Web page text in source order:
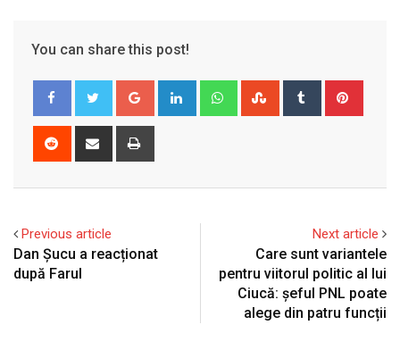
You can share this post!
Google+ LinkedIn WhatsappStumbleUpon
Tumblr
Reddit
Share
Previous article
Dan Șucu a reacționat
după Farul
Next article
Care sunt variantele
pentru viitorul politic al lui
Ciucă: șeful PNL poate
alege din patru funcții